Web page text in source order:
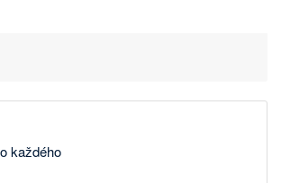
každého